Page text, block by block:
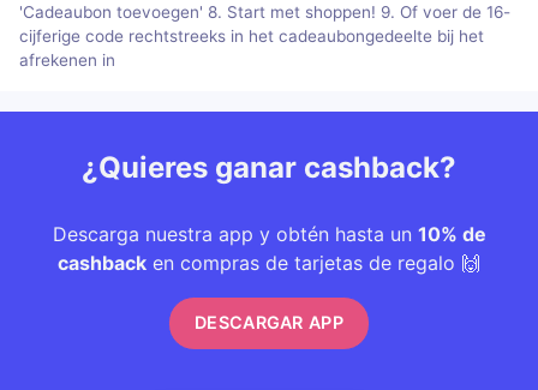
'Cadeaubon toevoegen' 8. Start met shoppen! 9. Of voer de 16-
cijferige code rechtstreeks in het cadeaubongedeelte bij het
afrekenen in
¿Quieres ganar cashback?
Descarga nuestra app y obtén hasta un 10% de
cashback en compras de tarjetas de regalo 🙌
DESCARGAR APP